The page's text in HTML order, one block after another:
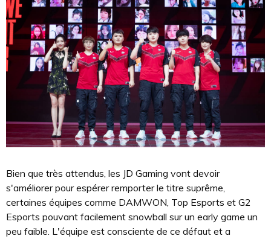
Bien que très attendus, les JD Gaming vont devoir
s'améliorer pour espérer remporter le titre suprême,
certaines équipes comme DAMWON, Top Esports et G2
Esports pouvant facilement snowball sur un early game un
peu faible. L'équipe est consciente de ce défaut et a